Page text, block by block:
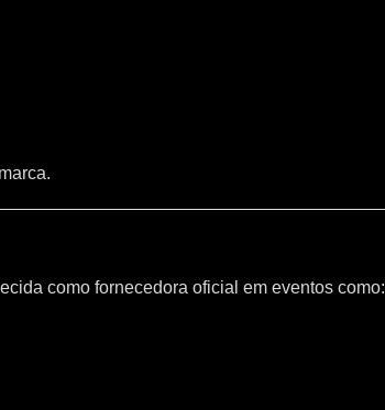
como fornecedora oficial em eventos como: